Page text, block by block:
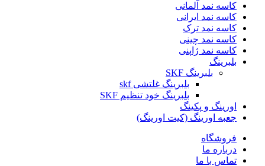
کاسه نمد آلمانی
کاسه نمد ایرانی
کاسه نمد ترک
کاسه نمد چینی
کاسه نمد ژاپنی
بلبرینگ
بلبرینگ SKF
بلبرینگ غلتشی skf
بلبرینگ خود تنظیم SKF
اورینگ و پکینگ
جعبه اورینگ (کیت اورینگ)
فروشگاه
درباره ما
تماس با ما